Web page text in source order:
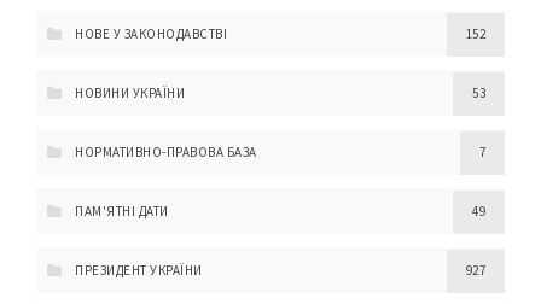
НОВЕ У ЗАКОНОДАВСТВІ 152
НОВИНИ УКРАЇНИ 53
НОРМАТИВНО-ПРАВОВА БАЗА 7
ПАМ'ЯТНІ ДАТИ 49
ПРЕЗИДЕНТ УКРАЇНИ 927